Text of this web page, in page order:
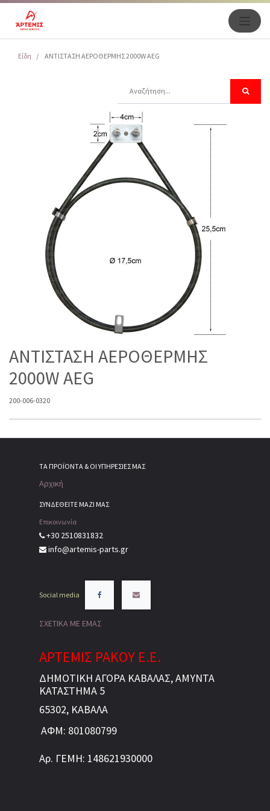
Είδη ΑΝΤΙΣΤΑΣΗ ΑΕΡΟΘΕΡΜΗΣ 2000W AEG
ΑΝΤΙΣΤΑΣΗ ΑΕΡΟΘΕΡΜΗΣ
2000W AEG
200-006-0320
ΤΑ ΠΡΟΪΌΝΤΑ & ΟΙ ΥΠΗΡΕΣΊΕΣ ΜΑΣ
Αρχική
ΣΥΝΔΕΘΕΙΤΕ ΜΑΖΙ ΜΑΣ
Επικοινωνία
+30 2510831832
info@artemis-parts.gr
Social media
ΣΧΕΤΙΚΑ ΜΕ ΕΜΑΣ
ΑΡΤΕΜΙΣ ΡΑΚΟΥ Ε.Ε.
ΔΗΜΟΤΙΚΗ ΑΓΟΡΑ ΚΑΒΑΛΑΣ, ΑΜΥΝΤΑ
ΚΑΤΑΣΤΗΜΑ 5
65302, ΚΑΒΑΛΑ
ΑΦΜ: 801080799
Αρ. ΓΕΜΗ: 148621930000